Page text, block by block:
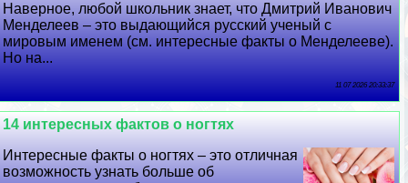
Наверное, любой школьник знает, что Дмитрий Иванович
Менделеев – это выдающийся русский ученый с
мировым именем (см. интересные факты о Менделееве).
Но на...
11 07 2026 20:33:37
14 интересных фактов о ногтях
Интересные факты о ногтях – это отличная
возможность узнать больше об